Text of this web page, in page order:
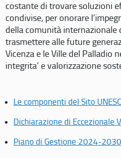
costante di trovare soluzioni
condivise, per onorare
della comunità internazionale
trasmettere alle future
Vicenza e le Ville del Palladio
integrita’ e valorizzazione
Le componenti del Sito
Dichiarazione di Eccezionale
Piano di Gestione 2024-2030